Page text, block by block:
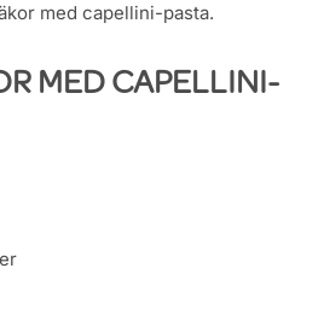
med capellini-pasta.
MED CAPELLINI-